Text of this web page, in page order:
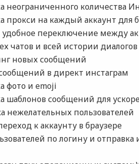
неограниченного количества
прокси на каждый аккаунт для
переключение между
чатов и всей истории диалогов
новых сообщений
в директ инстаграм
фото и emoji
шаблонов сообщений для
нежелательных пользователей
к аккаунту в браузере
по логину и